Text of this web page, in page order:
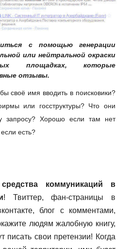
с помощью генерации
или нейтральной окраски
площадках, которые
отзывы.
своё имя вводить в поисковики?
или госструктуры? Что они
запросу? Хорошо если там нет
есть?
коммуникаций в
! Твиттер, фан-страницы в
блог с комментами,
людям жалобную книгу,
писать свои претензии! Когда